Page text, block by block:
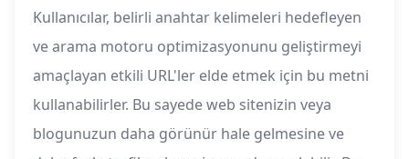
Kullanıcılar, belirli anahtar kelimeleri hedefleyen
ve arama motoru optimizasyonunu geliştirmeyi
amaçlayan etkili URL'ler elde etmek için bu metni
kullanabilirler. Bu sayede web sitenizin veya
blogunuzun daha görünür hale gelmesine ve